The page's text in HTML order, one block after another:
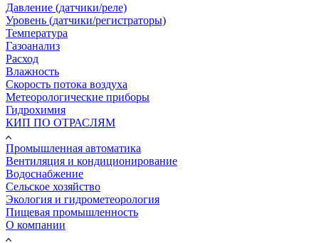
Давление (датчики/реле)
Уровень (датчики/регистраторы)
Температура
Газоанализ
Расход
Влажность
Скорость потока воздуха
Метеорологические приборы
Гидрохимия
КИП ПО ОТРАСЛЯМ
Промышленная автоматика
Вентиляция и кондиционирование
Водоснабжение
Сельское хозяйство
Экология и гидрометеорология
Пищевая промышленность
О компании